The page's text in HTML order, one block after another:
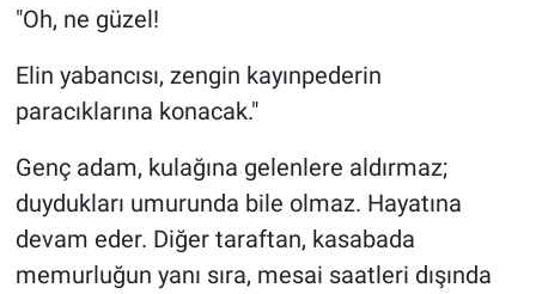
"Oh, ne güzel!
Elin yabancısı, zengin kayınpederin
paracıklarına konacak."
Genç adam, kulağına gelenlere aldırmaz;
duydukları umurunda bile olmaz. Hayatına
devam eder. Diğer taraftan, kasabada
memurluğun yanı sıra, mesai saatleri dışında